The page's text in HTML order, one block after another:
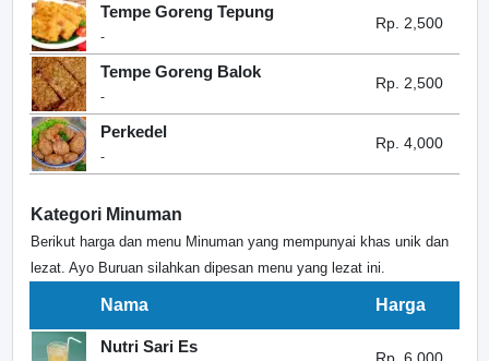
Tempe Goreng Tepung
-
Rp. 2,500
Tempe Goreng Balok
-
Rp. 2,500
Perkedel
-
Rp. 4,000
Kategori Minuman
Berikut harga dan menu Minuman yang mempunyai khas unik dan
lezat. Ayo Buruan silahkan dipesan menu yang lezat ini.
Nama Harga
Nutri Sari Es